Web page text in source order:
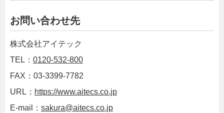
お問い合わせ先
株式会社アイテック
TEL： 0120-532-800
FAX：03-3399-7782
URL： https://www.aitecs.co.jp
E-mail： sakura@aitecs.co.jp